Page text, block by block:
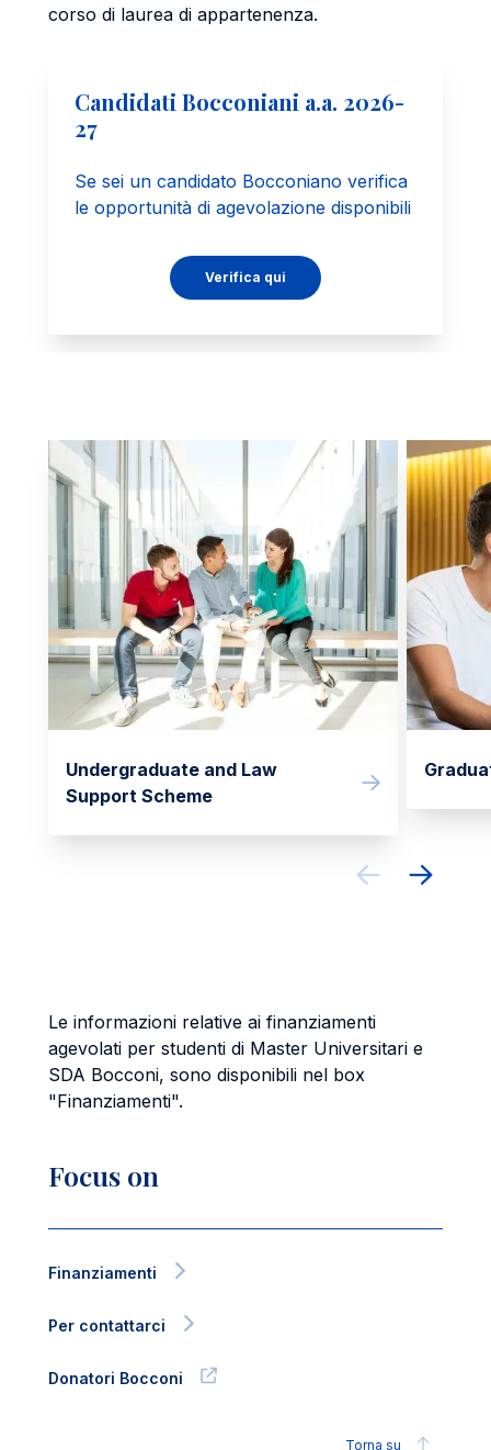
corso di laurea di appartenenza.
Candidati Bocconiani a.a. 2026-
27
Se sei un candidato Bocconiano verifica
le opportunità di agevolazione disponibili
Verifica qui
Undergraduate and Law
Support Scheme
Le informazioni relative ai finanziamenti
agevolati per studenti di Master Universitari e
SDA Bocconi, sono disponibili nel box
"Finanziamenti".
Focus on
Finanziamenti
Per contattarci
Donatori Bocconi
Torna su